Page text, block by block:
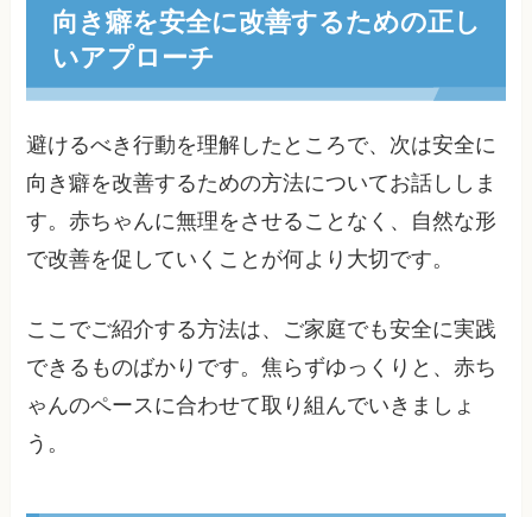
向き癖を安全に改善するための正し
いアプローチ
避けるべき行動を理解したところで、次は安全に
向き癖を改善するための方法についてお話ししま
す。赤ちゃんに無理をさせることなく、自然な形
で改善を促していくことが何より大切です。
ここでご紹介する方法は、ご家庭でも安全に実践
できるものばかりです。焦らずゆっくりと、赤ち
ゃんのペースに合わせて取り組んでいきましょ
う。